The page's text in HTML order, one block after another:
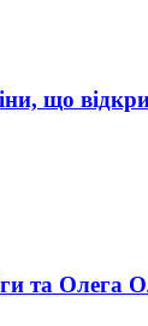
що
та